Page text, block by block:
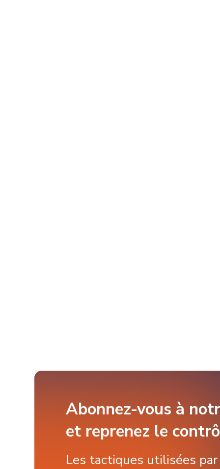
Abonnez-vous à
et reprenez le
Les tactiques utilisées